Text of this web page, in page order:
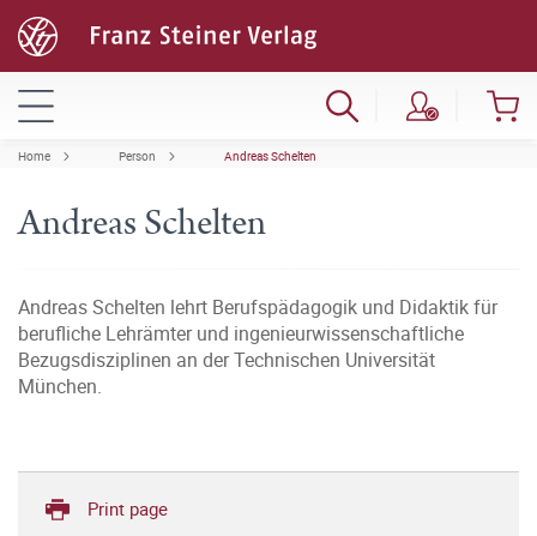
Home Person Andreas Schelten
Andreas Schelten
Andreas Schelten lehrt Berufspädagogik und Didaktik für
berufliche Lehrämter und ingenieurwissenschaftliche
Bezugsdisziplinen an der Technischen Universität
München.
Print page